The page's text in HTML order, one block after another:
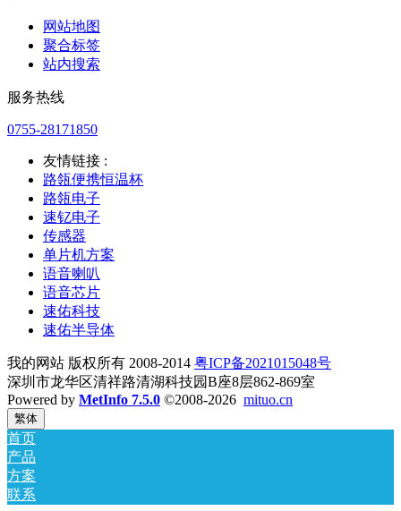
网站地图
聚合标签
站内搜索
服务热线
0755-28171850
友情链接 :
路瓴便携恒温杯
路瓴电子
速钇电子
传感器
单片机方案
语音喇叭
语音芯片
速佑科技
速佑半导体
我的网站 版权所有 2008-2014 粤ICP备2021015048号
深圳市龙华区清祥路清湖科技园B座8层862-869室
Powered by MetInfo 7.5.0 ©2008-2026 mituo.cn
繁体
首页
产品
方案
联系